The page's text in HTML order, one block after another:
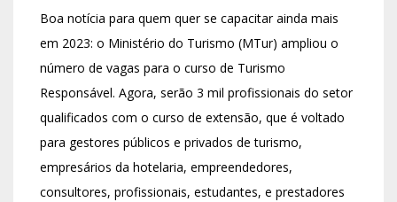
Boa notícia para quem quer se capacitar ainda mais
em 2023: o Ministério do Turismo (MTur) ampliou o
número de vagas para o curso de Turismo
Responsável. Agora, serão 3 mil profissionais do setor
qualificados com o curso de extensão, que é voltado
para gestores públicos e privados de turismo,
empresários da hotelaria, empreendedores,
consultores, profissionais, estudantes, e prestadores